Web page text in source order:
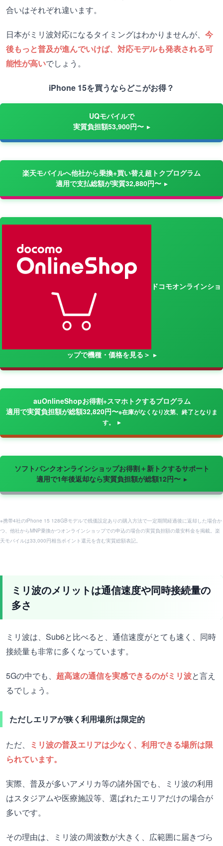
合いはそれぞれ違います。
日本がミリ波対応になるタイミングはわかりませんが、 今
後もっと普及が進んでいけば、対応モデルも発表される可
能性が高いでしょう。
iPhone 15を買うならどこがお得？
UQモバイルで
実質負担額53,900円〜
楽天モバイルへ他社から乗換+買い替え超トクプログラム
適用で支払総額が実質32,880円〜
ドコモオンラインショ
ップで機種・価格を見る＞
auOnlineShopお得割+スマホトクするプログラム
適用で実質負担額が総額32,820円〜※在庫がなくなり次第、終了となりま
す。
ソフトバンクオンラインショップお得割＋新トクするサポート
適用で1年後返却なら実質負担額が総額12円〜
※携帯4社のiPhone 15 128GBモデルで残価設定ありの購入方法で一定期間経過後に返却した場合か
つ、他社からMNP乗換かつオンラインショップでの申込の場合の実質負担額の最安料金を掲載。楽
天モバイルは33,000円相当ポイント還元を含む実質総額表記。
ミリ波のメリットは通信速度や同時接続量の
多さ
ミリ波は、Sub6と比べると、通信速度がとても速く、同時
接続量も非常に多くなっています。
5Gの中でも、 超高速の通信を実感できるのがミリ波と言え
るでしょう。
ただしエリアが狭く利用場所は限定的
ただ、
ミリ波の普及エリアは少なく、利用できる場所は限
られています。
実際、普及が多いアメリカ等の諸外国でも、ミリ波の利用
はスタジアムや医療施設等、選ばれたエリアだけの場合が
多いです。
その理由は、ミリ波の周波数が大きく、広範囲に届きづら